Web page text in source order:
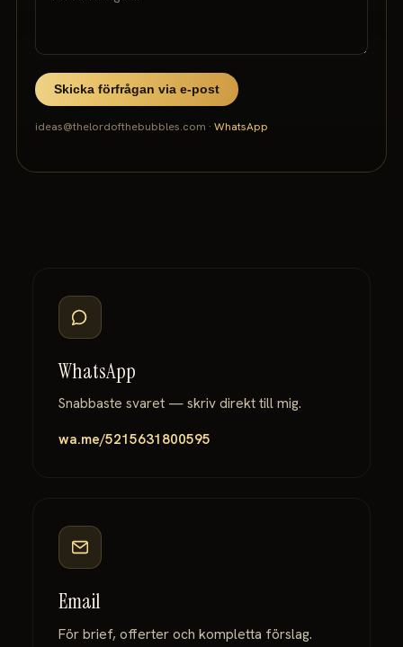
Skicka förfrågan via e-post
ideas@thelordofthebubbles.com · WhatsApp
WhatsApp
Snabbaste svaret — skriv direkt till mig.
wa.me/5215631800595
Email
För brief, offerter och kompletta förslag.